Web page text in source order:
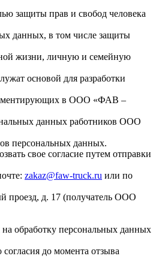
защиты прав и свобод человека
данных, в том числе защиты
жизни, личную и семейную
основой для разработки
в ООО «ФАВ –
данных работников ООО
персональных данных.
свое согласие путем отправки
zakaz@faw-truck.ru или по
проезд, д. 17 (получатель ООО
на обработку персональных данных
до момента отзыва